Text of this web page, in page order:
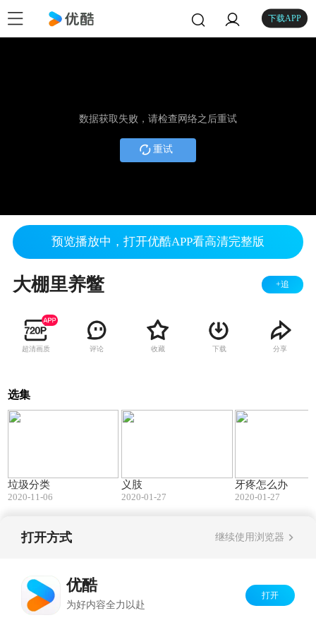
下载APP
数据获取失败，请检查网络之后重试
重试
预览播放中，打开优酷APP看高清完整版
大棚里养鳖 +追
超清画质 评论 收藏 下载 分享
选集
垃圾分类
2020-11-06
义肢
2020-01-27
牙疼怎么办
2020-01-27
打开方式 继续使用浏览器
优酷
为好内容全力以赴
打开